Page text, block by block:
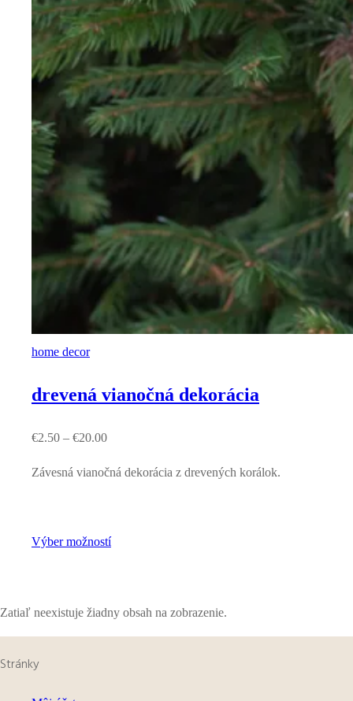
home decor
drevená vianočná dekorácia
€2.50 – €20.00
Závesná vianočná dekorácia z drevených korálok.
Výber možností
Zatiaľ neexistuje žiadny obsah na zobrazenie.
Stránky